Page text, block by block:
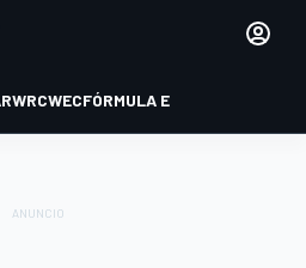
WRCWECFÓRMULA E